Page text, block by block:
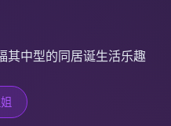
其中型的同居诞生活乐趣